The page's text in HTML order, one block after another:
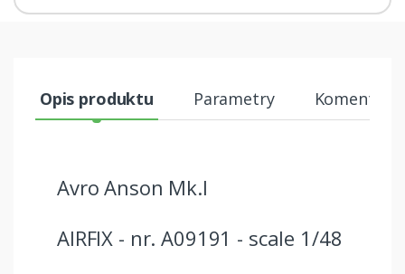
Opis produktu Parametry
Avro Anson Mk.I
AIRFIX - nr. A09191 - scale 1/48